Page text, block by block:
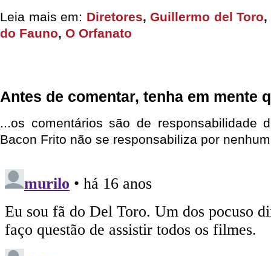
Leia mais em: Diretores,Guillermo del Toro,
do Fauno, O Orfanato
Antes de comentar, tenha em mente
...os comentários são de responsabilidade
Bacon Frito não se responsabiliza por